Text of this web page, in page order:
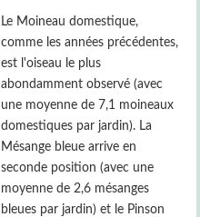
Le Moineau domestique,
comme les années précédentes,
est l'oiseau le plus
abondamment observé (avec
une moyenne de 7,1 moineaux
domestiques par jardin). La
Mésange bleue arrive en
seconde position (avec une
moyenne de 2,6 mésanges
bleues par jardin) et le Pinson